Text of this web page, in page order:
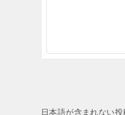
日本語が含まれない